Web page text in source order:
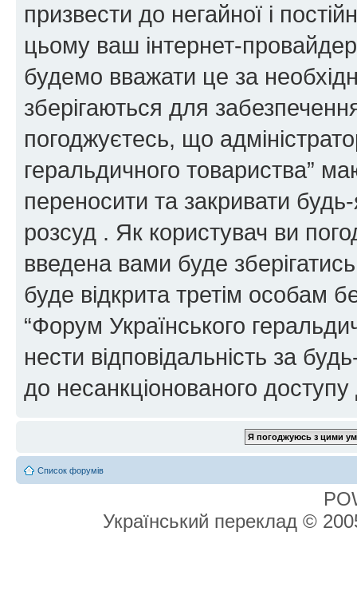
призвести до негайної і
цьому ваш інтернет-
будемо вважати це за
зберігаються для
погоджуєтесь, що
геральдичного товариства”
переносити та закривати
розсуд . Як користувач ви
введена вами буде
буде відкрита третім особам
“Форум Українського
нести відповідальність за
до несанкціонованого доступу
Список форумів
Український переклад ©